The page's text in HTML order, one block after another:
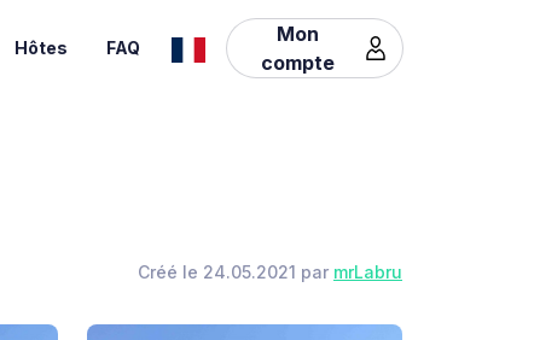
Hôtes FAQ
Mon
compte
Créé le 24.05.2021 par mrLabru